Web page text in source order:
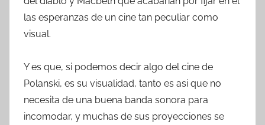
las esperanzas de un cine tan peculiar como
visual.
Y es que, si podemos decir algo del cine de
Polanski, es su visualidad, tanto es asi que no
necesita de una buena banda sonora para
incomodar, y muchas de sus proyecciones se